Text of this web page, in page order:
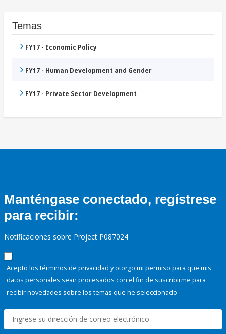
Temas
FY17 - Economic Policy
FY17 - Human Development and Gender
FY17 - Private Sector Development
Manténgase conectado, regístrese
para recibir:
Notificaciones sobre Project P087024
Acepto los términos de privacidad y otorgo mi permiso para que mis
datos personales sean procesados con el fin de suscribirme para
recibir novedades sobre los temas que he seleccionado.